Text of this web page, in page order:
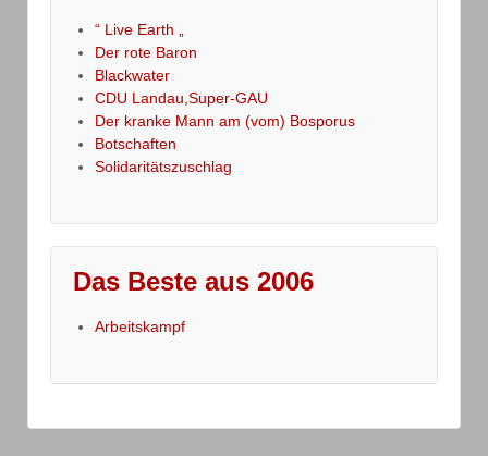
“ Live Earth „
Der rote Baron
Blackwater
CDU Landau,Super-GAU
Der kranke Mann am (vom) Bosporus
Botschaften
Solidaritätszuschlag
Das Beste aus 2006
Arbeitskampf